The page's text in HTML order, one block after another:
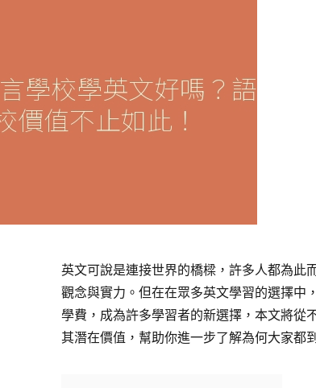
英文可說是連接世界的橋樑，許多人都為此
觀念與實力。但在在眾多英文學習的選擇中
學費，成為許多學習者的新選擇，本文將從
其潛在價值，幫助你進一步了解為何大家都到